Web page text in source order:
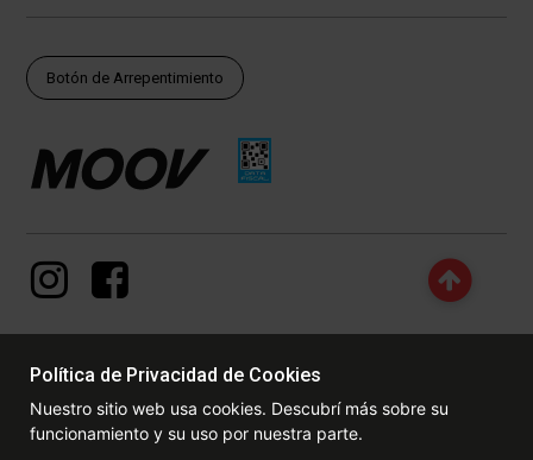
Botón de Arrepentimiento
DERECHOS RESERVADOS. Las fotos contenidas en este site, el
logotipo y las marcas son propiedad de www.dexter.com.ar y/o de
Política de Privacidad de Cookies
Nuestro sitio web usa cookies. Descubrí más sobre su
funcionamiento y su uso por nuestra parte.